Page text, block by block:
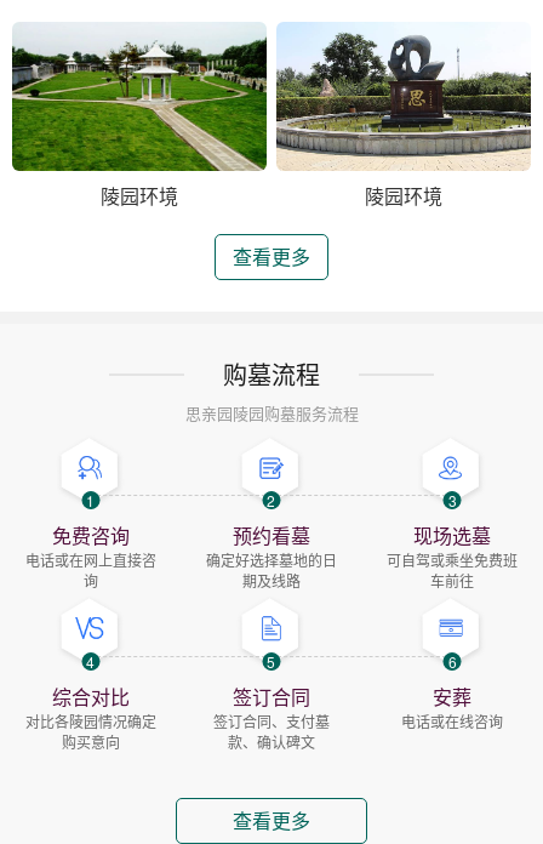
陵园环境 陵园环境
查看更多
购墓流程
思亲园陵园购墓服务流程
1
免费咨询
电话或在网上直接咨
询
2
预约看墓
确定好选择墓地的日
期及线路
3
现场选墓
可自驾或乘坐免费班
车前往
4
综合对比
对比各陵园情况确定
购买意向
5
签订合同
签订合同、支付墓
款、确认碑文
6
安葬
电话或在线咨询
查看更多